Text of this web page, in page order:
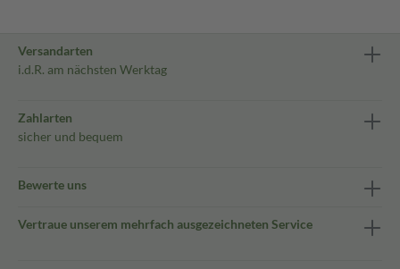
Versandarten
i.d.R. am nächsten Werktag
Zahlarten
sicher und bequem
Bewerte uns
Vertraue unserem mehrfach ausgezeichneten Service